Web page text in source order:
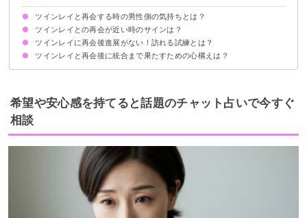
ツインレイと再会する時の男性側の気持ちとは？
ツインレイ女性の強い愛情に気づく
魂の使命を果たしたい
女性レイと話すのが怖い
自信が出て積極的になれる
無償の愛を知るようになる
優しい気持ちでいっぱいになる
スピリチュアルに目覚める
魂の成長の仕方次第では離れることがある
ツインレイとの再会が近い時のサインは？
物が壊れる
眠れない・寝ても寝ても眠いと感じる
夢にツインレイが出てくる
体調不良になる
エンジェルナンバーを見るようになる
ツインレイに再会後進展がない！訪れる試練とは？
①統合前の闇
②ツインレイ男性の精神崩壊
③体調不良になる
④物理的に離れ離れになることも
ツインレイと再会後に統合まで果たすための心構えは？
精神的・経済的に相手から自立する
内面と向き合い魂の成長を目指す
相手への執着を手放す
ツインレイのことを全面的に信頼する
相手の価値観を尊重しつつ綿密なコミュニケーションを取る
希望や安心感を持てると話題のチャット占いで今すぐ
相談